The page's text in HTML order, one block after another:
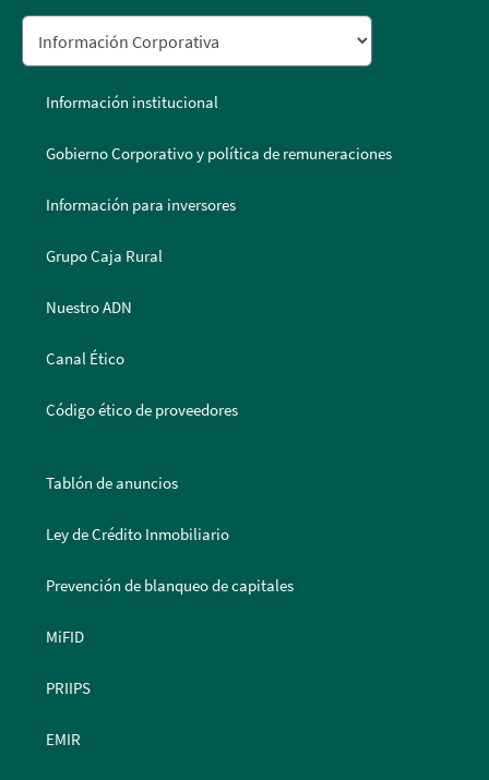
Información institucional
Gobierno Corporativo y política de remuneraciones
Información para inversores
Grupo Caja Rural
Nuestro ADN
Canal Ético
Código ético de proveedores
Tablón de anuncios
Ley de Crédito Inmobiliario
Prevención de blanqueo de capitales
MiFID
PRIIPS
EMIR